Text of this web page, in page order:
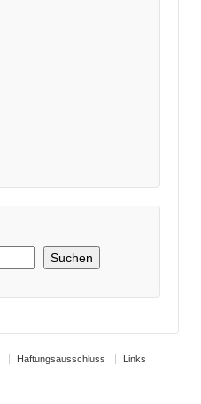
Suchen
Haftungsausschluss Links